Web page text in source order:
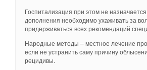
Госпитализация при этом не
дополнения необходимо ухаживать за
придерживаться всех рекомендаций
Народные методы – местное лечение
если не устранить саму причину
рецидивы.